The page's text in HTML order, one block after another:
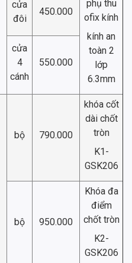
phụ thu
ofix kính
kính an
toàn 2
lớp
6.3mm
cửa
đôi
450.000
cửa
4
cánh
550.000
bộ 790.000
khóa cốt
dài chốt
tròn
K1-
GSK206
bộ 950.000
Khóa đa
điểm
chốt tròn
K2-
GSK206